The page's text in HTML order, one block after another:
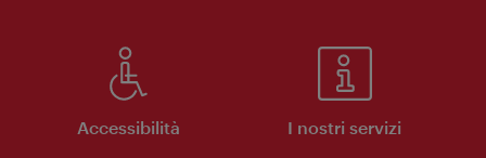
Accessibilità I nostri servizi